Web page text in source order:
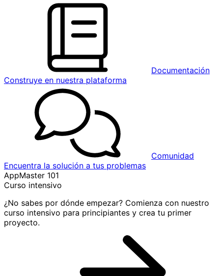
Documentación
Construye en nuestra plataforma
Comunidad
Encuentra la solución a tus problemas
AppMaster 101
Curso intensivo
¿No sabes por dónde empezar? Comienza con nuestro
curso intensivo para principiantes y crea tu primer
proyecto.